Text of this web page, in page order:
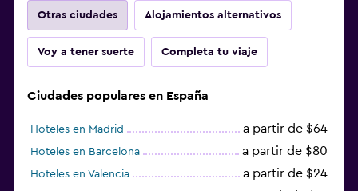
Otras ciudades Alojamientos alternativos
Voy a tener suerte Completa tu viaje
Ciudades populares en España
Hoteles en Madrid a partir de $64
Hoteles en Barcelona a partir de $80
Hoteles en Valencia a partir de $24